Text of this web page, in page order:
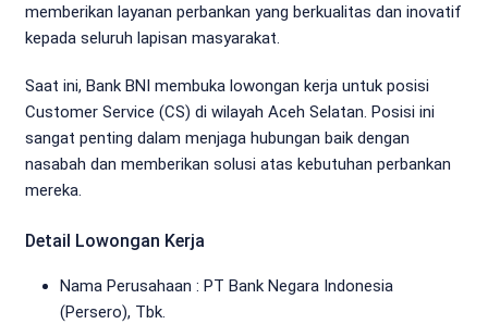
memberikan layanan perbankan yang berkualitas dan inovatif
kepada seluruh lapisan masyarakat.
Saat ini, Bank BNI membuka lowongan kerja untuk posisi
Customer Service (CS) di wilayah Aceh Selatan. Posisi ini
sangat penting dalam menjaga hubungan baik dengan
nasabah dan memberikan solusi atas kebutuhan perbankan
mereka.
Detail Lowongan Kerja
Nama Perusahaan : PT Bank Negara Indonesia
(Persero), Tbk.